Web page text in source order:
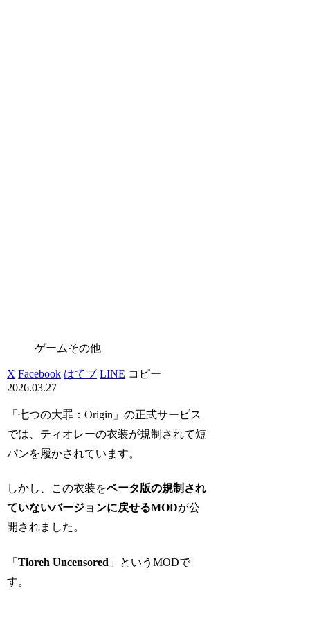
ゲームその他
X Facebook はてブ LINE コピー
2026.03.27
「七つの大罪：Origin」の正式サービス
では、ティオレーの衣装が規制されて短
パンを履かされています。
しかし、この衣装をベータ版の規制され
ていないバージョンに戻せるMODが公
開されました。
「Tioreh Uncensored 」というMODで
す。